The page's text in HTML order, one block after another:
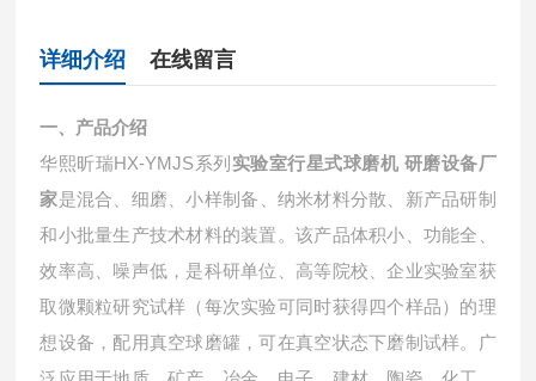
详细介绍 在线留言
一、产品介绍
华熙昕瑞HX-YMJS系列 实验室行星式球磨机 研磨设备厂
家是混合、细磨、小样制备、纳米材料分散、新产品研制
和小批量生产技术材料的装置。该产品体积小、功能全、
效率高、噪声低，是科研单位、高等院校、企业实验室获
取微颗粒研究试样（每次实验可同时获得四个样品）的理
想设备，配用真空球磨罐，可在真空状态下磨制试样。广